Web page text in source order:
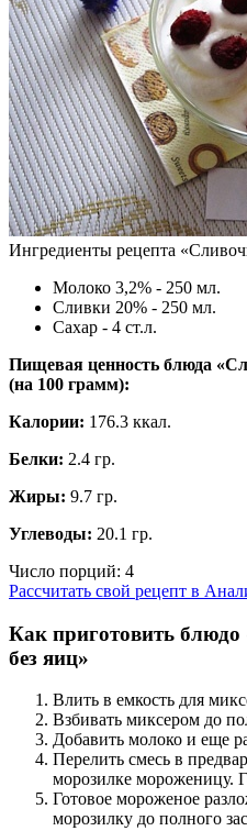
Ингредиенты рецепта «
Молоко 3,2% - 250 мл.
Сливки 20% - 250 мл.
Сахар - 4 ст.л.
Пищевая ценность блюда
(на 100 грамм):
Калории: 176.3 ккал.
Белки: 2.4 гр.
Жиры: 9.7 гр.
Углеводы: 20.1 гр.
Число порций: 4
Рассчитать свой рецепт в
Как приготовить
без яиц»
Влить в емкость для
Взбивать миксером до
Добавить молоко и еще
Перелить смесь в
морозилке мороженицу.
Готовое мороженое
морозилку до полного